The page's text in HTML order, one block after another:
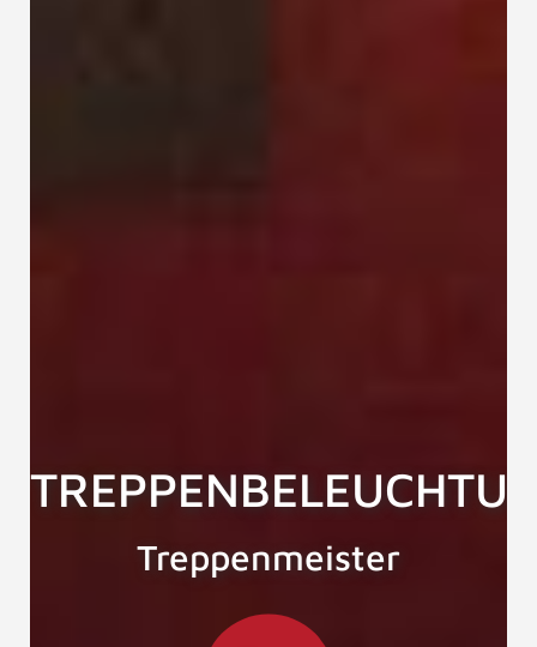
Treppenmeister